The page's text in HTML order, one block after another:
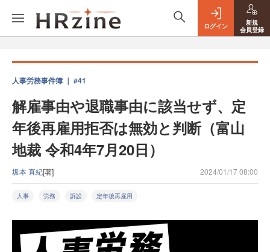
ログイン
新規
会員登録
人事労務事件簿 ｜ #41
解雇事由や退職事由に該当せず、定
年後再雇用拒否は無効と判断（富山
地裁 令和4年7月20日）
坂本 直紀[著] 2024/01/17 08:00
人事 労務 訴訟 定年後再雇用